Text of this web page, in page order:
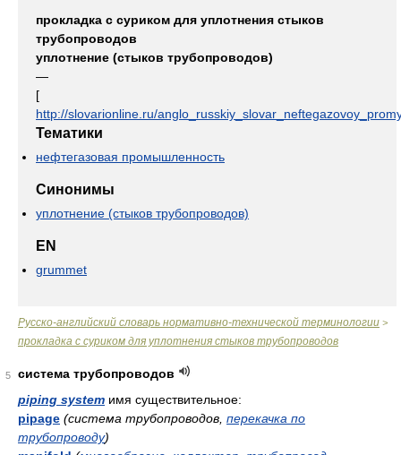
прокладка с суриком для уплотнения стыков
трубопроводов
уплотнение (стыков трубопроводов)
—
[
http://slovarionline.ru/
Тематики
нефтегазовая промышленность
Синонимы
уплотнение (стыков трубопроводов)
EN
grummet
Русско-английский словарь нормативно-технической терминологии >
прокладка с суриком для уплотнения стыков трубопроводов
5
система трубопроводов
piping system имя существительное:
pipage (система трубопроводов, перекачка по
трубопроводу)